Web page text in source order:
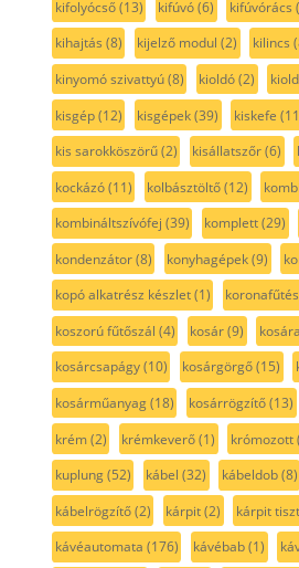
kifolyócső(13) kifúvó(6) kifúvórács
kihajtás (8) kijelző modul (2) kilincs
kinyomó szivattyú(8) kioldó(2)
kisgép(12) kisgépek(39) kiskefe
kis sarokköszörű(2) kisállatszőr(6)
kockázó(11) kolbásztöltő(12)
kombináltszívófej (39) komplett(29)
kondenzátor(8) konyhagépek(9)
kopó alkatrész készlet(1) koronafűtés
koszorú fűtőszál (4) kosár(9)
kosárcsapágy(10) kosárgörgő(15)
kosárműanyag(18) kosárrögzítő(13)
krém(2) krémkeverő(1) krómozott
kuplung(52) kábel (32) kábeldob(8)
kábelrögzítő(2) kárpit(2) kárpit
kávéautomata (176) kávébab(1)